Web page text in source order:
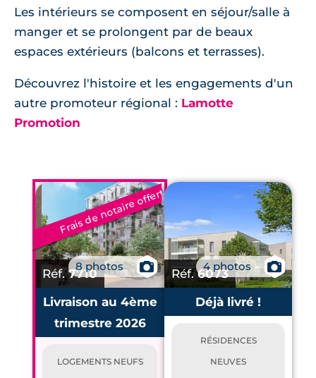
Les intérieurs se composent en séjour/salle à
manger et se prolongent par de beaux
espaces extérieurs (balcons et terrasses).
Découvrez l'histoire et les engagements d'un
autre promoteur régional : Lamotte
Promotion
Frais de notaire offerts
Réf.7710
8 photos 📷
Livraison au 4ème
trimestre 2026
LOGEMENTS NEUFS
Réf.6073
4 photos 📷
Déjà livré !
RÉSIDENCES
NEUVES